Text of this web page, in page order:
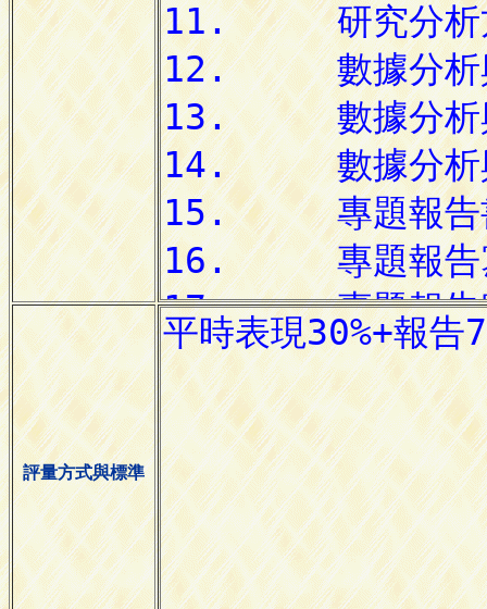
評量方式與標準